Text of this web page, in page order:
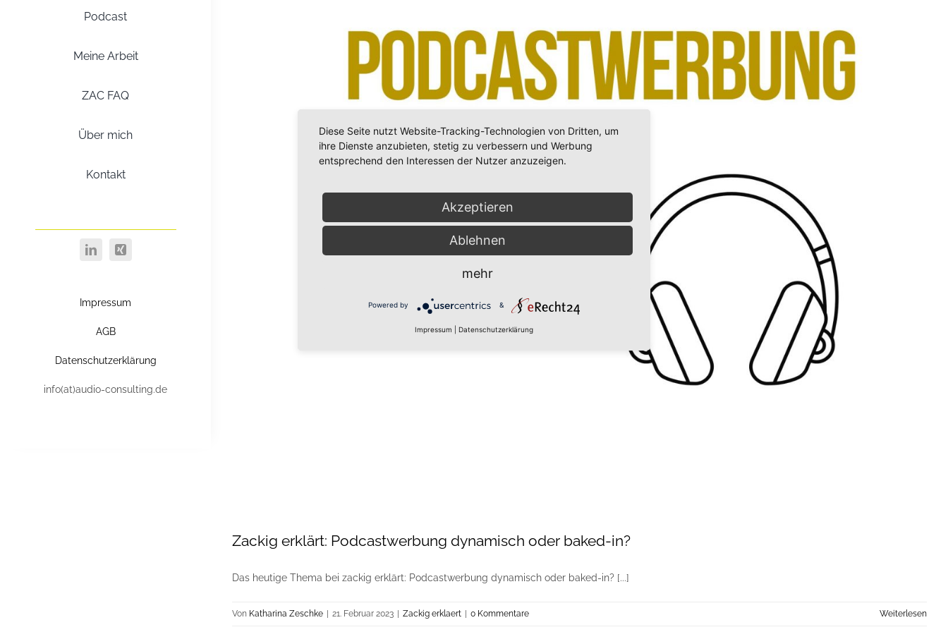
Podcast
Meine Arbeit
ZAC FAQ
Über mich
Kontakt
Impressum
AGB
Datenschutzerklärung
info(at)audio-consulting.de
Zackig erklärt: Podcastwerbung dynamisch oder baked-in?
Das heutige Thema bei zackig erklärt: Podcastwerbung dynamisch oder baked-in? [...]
Von Katharina Zeschke 21. Februar 2023 Zackig erklaert 0 Kommentare Weiterlesen
Diese Seite nutzt Website-Tracking-Technologien von Dritten, um
ihre Dienste anzubieten, stetig zu verbessern und Werbung
entsprechend den Interessen der Nutzer anzuzeigen.
Akzeptieren
Ablehnen
mehr
Powered by &
Impressum Datenschutzerklärung